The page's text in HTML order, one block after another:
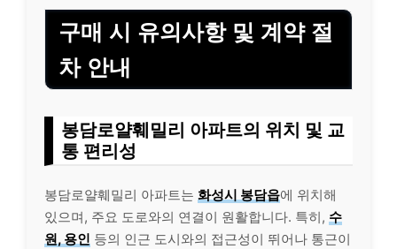
구매 시 유의사항 및 계약 절
차 안내
봉담로얄훼밀리 아파트의 위치 및 교
통 편리성
봉담로얄훼밀리 아파트는 화성시 봉담읍에 위치해
있으며, 주요 도로와의 연결이 원활합니다. 특히, 수
원, 용인 등의 인근 도시와의 접근성이 뛰어나 통근이